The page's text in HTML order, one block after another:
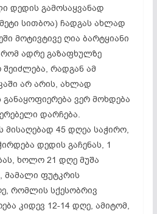
დედის გამოსაყვანად
სითბოა) ჩადგას ახლად
მოტივტივე ღია ბარტყიანი
ადრე გაზაფხულზე
რადგან ამ
არ არის, ახლად
ვერ მოხდება
დარჩება.
45 დღეა საჭირო,
დედის გაჩენას, 1
ხოლო 21 დღე მუშა
მამალი ფუტკრის
რომლის სქესობრივ
კიდევ 12-14 დღე, ამიტომ,